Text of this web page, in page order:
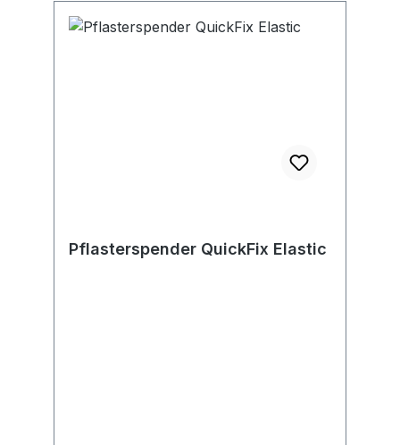
info@soehngen.com
Pflasterspender QuickFix Elastic